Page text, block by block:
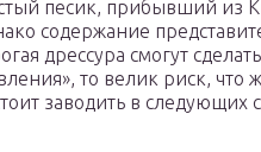
песик, прибывший из
содержание
дрессура смогут
то велик риск,
заводить в следующих